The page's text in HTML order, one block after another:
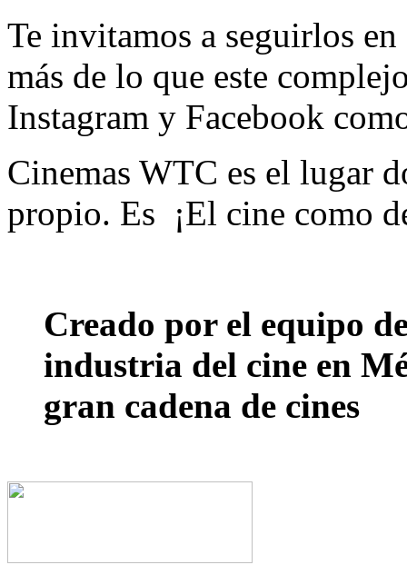
Te invitamos a seguirlos en
más de lo que este
Instagram y Facebook
Cinemas WTC es el lugar
propio. Es ¡El cine como
Creado por el equipo
industria del cine en
gran cadena de cines